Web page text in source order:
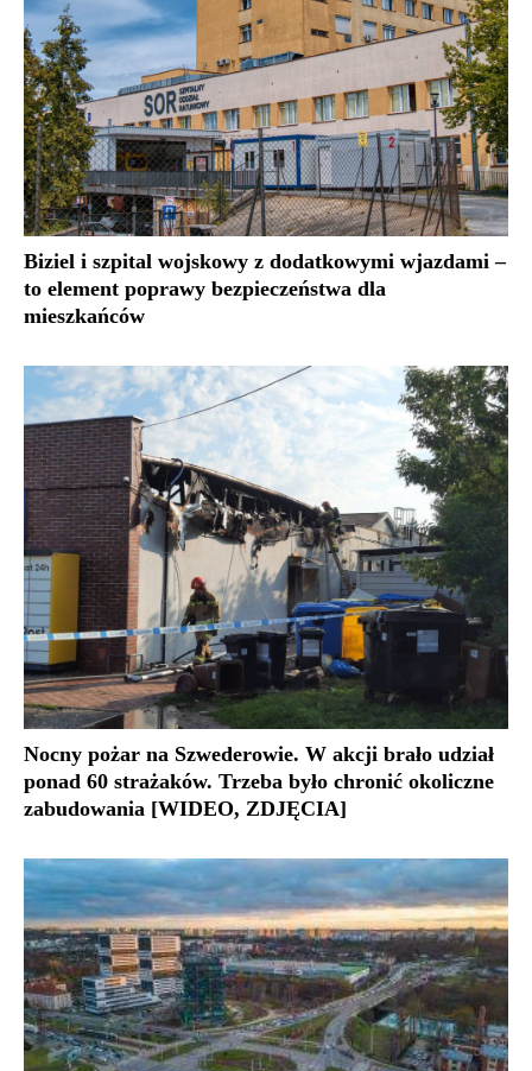
Biziel i szpital wojskowy z dodatkowymi wjazdami –
to element poprawy bezpieczeństwa dla
mieszkańców
Nocny pożar na Szwederowie. W akcji brało udział
ponad 60 strażaków. Trzeba było chronić okoliczne
zabudowania [WIDEO, ZDJĘCIA]